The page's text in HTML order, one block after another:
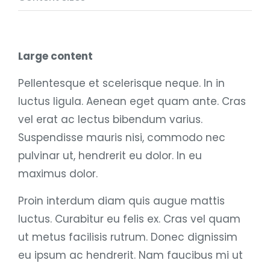
Large content
Pellentesque et scelerisque neque. In in
luctus ligula. Aenean eget quam ante. Cras
vel erat ac lectus bibendum varius.
Suspendisse mauris nisi, commodo nec
pulvinar ut, hendrerit eu dolor. In eu
maximus dolor.
Proin interdum diam quis augue mattis
luctus. Curabitur eu felis ex. Cras vel quam
ut metus facilisis rutrum. Donec dignissim
eu ipsum ac hendrerit. Nam faucibus mi ut